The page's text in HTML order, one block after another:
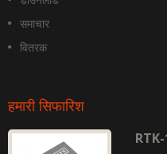
समाचार
वितरक
हमारी सिफारिश